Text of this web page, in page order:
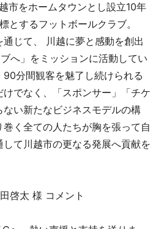
市をホームタウンとし設立10年
とするフットボールクラブ。
通じて、 川越に夢と感動を創出
へ」をミッションに活動してい
90分間観客を魅了し続けられる
でなく、「スポンサー」「チケ
い新たなビジネスモデルの構
く全ての人たちが胸を張って自
て川越市の更なる発展へ貢献を
啓太 様 コメント